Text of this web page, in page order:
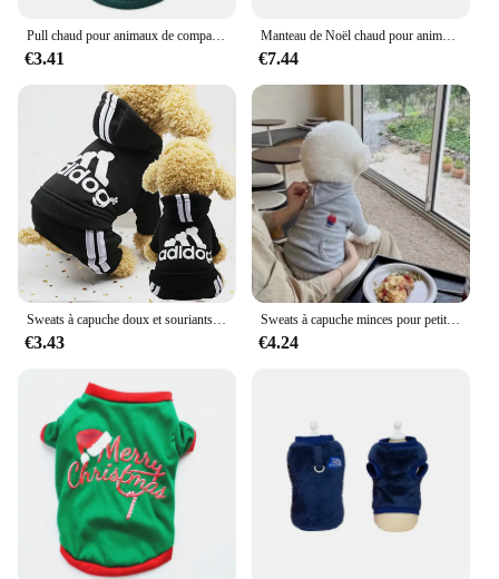
Pull chaud pour animaux de compagnie, manteau pour petits, moyens et grands chiens, pull pour chaton, chiot, glaçure, vêtements pour animaux de compagnie, costume, automne, hiver
€3.41
Manteau de Noël chaud pour animaux de compagnie, vêtements pour chiens, accessoires pour chiots, vêtements pour animaux de compagnie, cadeau pour Chihuahua, costume de glouton, wapiti, chats, fête, hiver
€7.44
Sweats à capuche doux et souriants pour chiens, sweat-shirt chaud, veste de costume pour animaux de compagnie, vêtements pour chiens, chihuahua, bouledogue français, labrador
€3.43
Sweats à capuche minces pour petits chiens, sweat-shirt pour chiot, chihuahua, bouledogue français, vêtements solides, costume pour chien, brin, automne
€4.24